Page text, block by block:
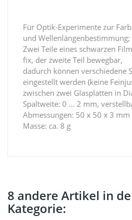
Für Optik-Experimente zur
und Wellenlängenbestimmung;
Zwei Teile eines schwarzen
fix, der zweite Teil bewegbar,
dadurch können verschiedene
eingestellt werden (keine
zwischen zwei Glasplatten in
Spaltweite: 0 ... 2 mm,
Abmessungen: 50 x 50 x 3 mm
Masse: ca. 8 g
8 andere Artikel in
Kategorie: